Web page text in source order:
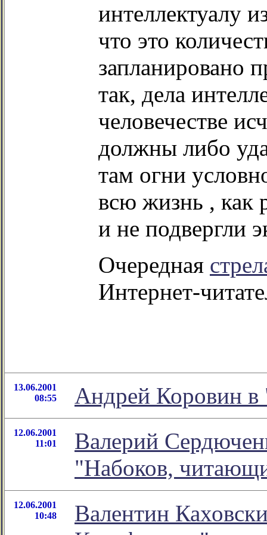
интеллектуалу
что это
запланировано
так, дела
человечестве
должны либо
там огни
всю жизнь , как
и не подвергли
Очередная
Интернет-
13.06.2001
08:55
Андрей Коровин в
12.06.2001
11:01
Валерий
"Набоков,
12.06.2001
10:48
Валентин